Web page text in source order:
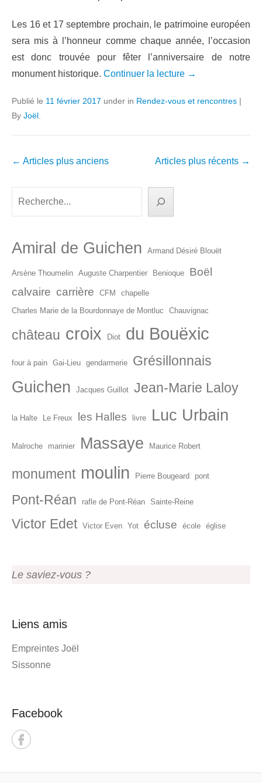
Les 16 et 17 septembre prochain, le patrimoine européen
sera mis à l’honneur comme chaque année, l’occasion
est donc trouvée pour fêter l’anniversaire de notre
monument historique. Continuer la lecture →
Publié le 11 février 2017 under in Rendez-vous et rencontres |
By Joël
Navigation
← Articles plus anciens Articles plus récents →
Amiral de Guichen Armand Désiré Blouët
Arsène Thoumelin Auguste Charpentier Benioque
Boël
calvaire carrière CFM
chapelle
Charles Marie de la Bourdonnaye de Montluc
Chauvignac
château croix Diot du Bouëxic
four à pain Gai-Lieu gendarmerie Grésillonnais
Guichen Jacques Guillot Jean-Marie Laloy
la Halte Le Freux les Halles livre Luc Urbain
Malroche marinier Massaye Maurice Robert
monument moulin Pierre Bougeard pont
Pont-Réan rafle de Pont-Réan Sainte-Reine
Victor Edet Victor Even Yot écluse école église
Le saviez-vous ?
Liens amis
Empreintes Joël
Sissonne
Facebook